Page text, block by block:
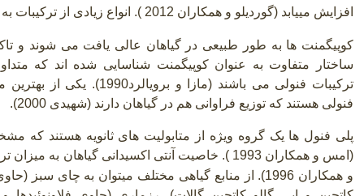
افزایش مییابد (گوردیلو و همکاران 2012 ). انواع زیادی از ترکیبات به عنوان کوپیگمنت عمل می کنند
کوپیگمنت ها به طور طبیعی در گیاهان عالی یافت می شوند و
ساختار متفاوت به عنوان کوپیگمنت شناسایی شده اند که متداول
ترکیبات فنولی می باشند (مازا
فنولی هستند که توزیع فراوانی هم در گیاهان دارند )شهیدی 2000).
پلی فنول ها یک گروه ویژه از متابولیت های ثانویه هستند که
(امس و همکاران 1993
.( خاصیت آنتی اکسیدانی گیاهان به میزان
و همکاران 1996). از منابع گیاهی مختلف میتوان به چای